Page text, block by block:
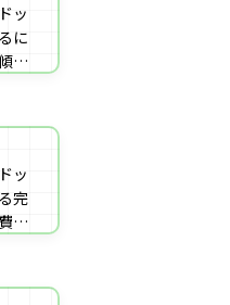
ッ
に
斜
ッ
完
用
】
7】
・
」
の
ン
者
仕